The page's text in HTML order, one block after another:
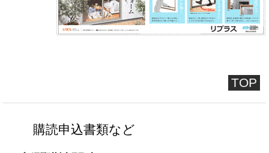
TOP
購読申込書類など